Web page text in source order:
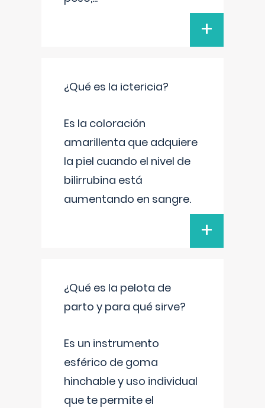
+
¿Qué es la ictericia?
Es la coloración
amarillenta que adquiere
la piel cuando el nivel de
bilirrubina está
aumentando en sangre.
+
¿Qué es la pelota de
parto y para qué sirve?
Es un instrumento
esférico de goma
hinchable y uso individual
que te permite el